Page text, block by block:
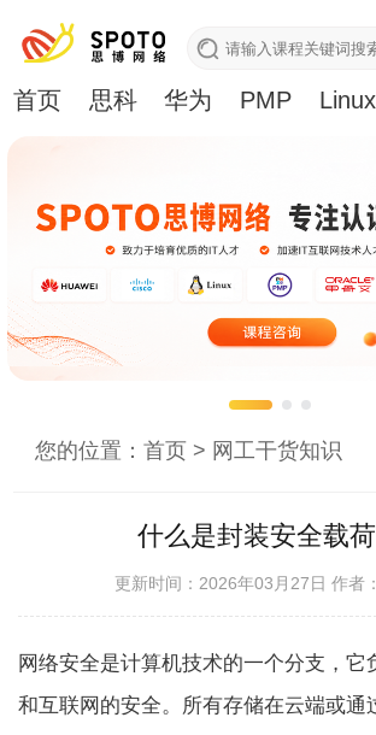
首页 思科 华为 PMP Linux
您的位置：首页 > 网工干货知识
什么是封装安全载荷
更新时间：2026年03月27日作者
网络安全是计算机技术的一个分支，它
和互联网的安全。所有存储在云端或通